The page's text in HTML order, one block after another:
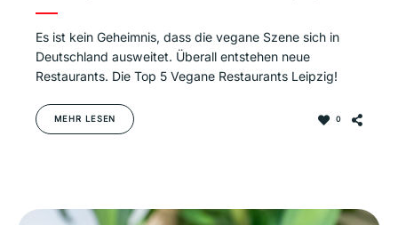
Es ist kein Geheimnis, dass die vegane Szene sich in
Deutschland ausweitet. Überall entstehen neue
Restaurants. Die Top 5 Vegane Restaurants Leipzig!
MEHR LESEN 0